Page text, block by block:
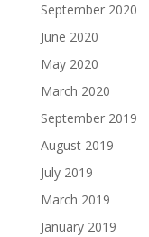
September 2020
June 2020
May 2020
March 2020
September 2019
August 2019
July 2019
March 2019
January 2019